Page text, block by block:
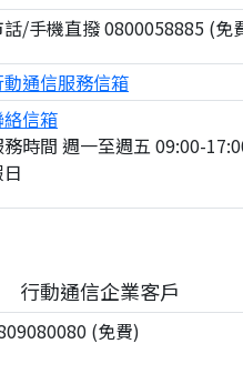
/手機直撥 0800058885 (免
通信服務信箱
信箱
時間 週一至週五 09:00-
行動通信企業客戶
(免費)